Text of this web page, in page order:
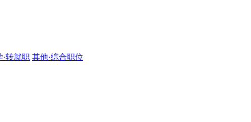
·转就职 其他·综合职位